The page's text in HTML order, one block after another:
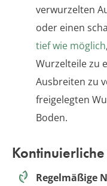
verwurzelten
oder einen
tief wie möglich
Wurzelteile zu
Ausbreiten zu
freigelegten
Boden.
Regelmäßige